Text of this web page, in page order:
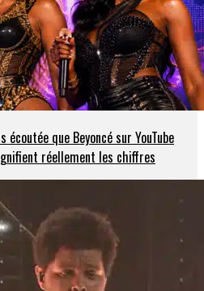
écoutée que Beyoncé sur YouTube
réellement les chiffres